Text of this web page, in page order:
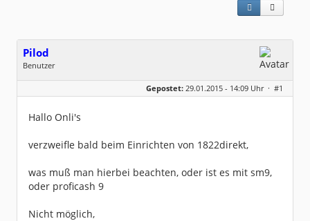
Pilod
Benutzer
Geschlecht:
keine Angabe
Dabei seit:
01 / 2015
Gepostet: 29.01.2015 - 14:09 Uhr · #1
Hallo Onli's
verzweifle bald beim Einrichten von 1822direkt,
was muß man hierbei beachten, oder ist es mit sm9,
oder proficash 9
Nicht möglich,